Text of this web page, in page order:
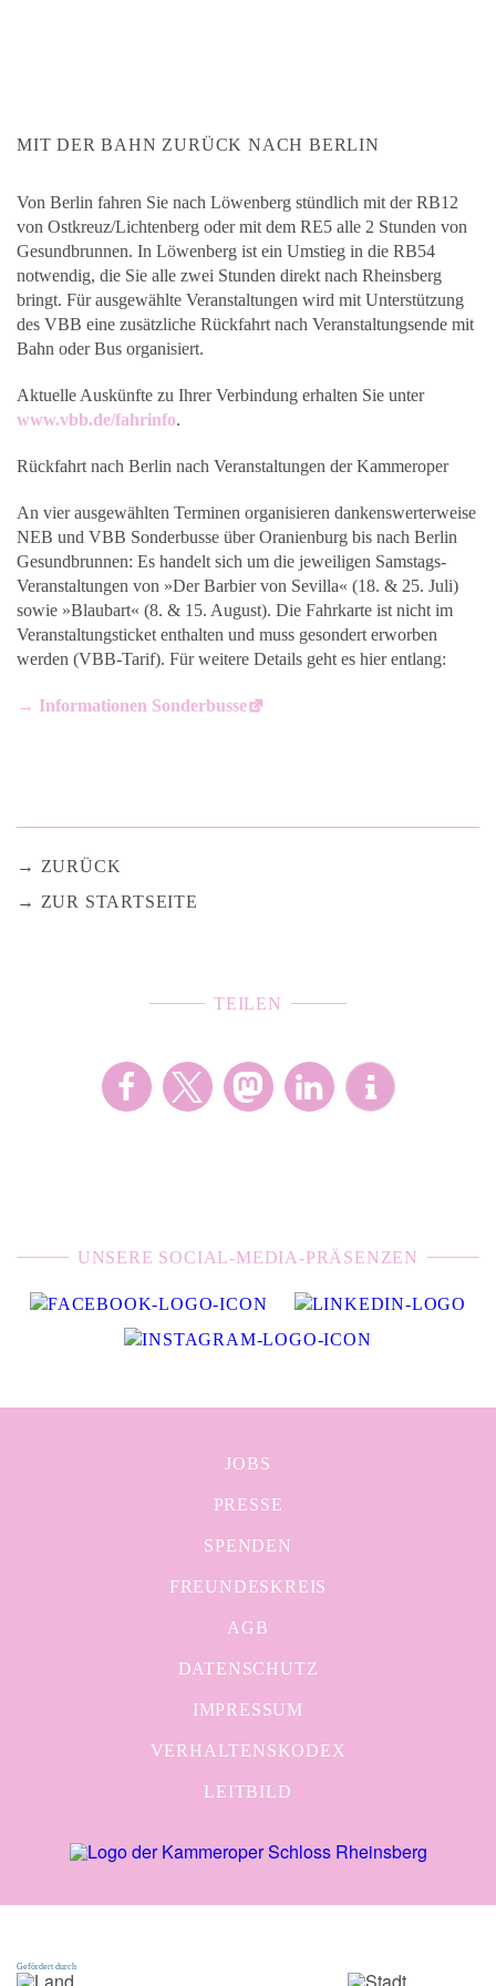
MIT DER BAHN ZURÜCK NACH BERLIN
Von Berlin fahren Sie nach Löwenberg stündlich mit der RB12
von Ostkreuz/Lichtenberg oder mit dem RE5 alle 2 Stunden von
Gesundbrunnen. In Löwenberg ist ein Umstieg in die RB54
notwendig, die Sie alle zwei Stunden direkt nach Rheinsberg
bringt. Für ausgewählte Veranstaltungen wird mit Unterstützung
des VBB eine zusätzliche Rückfahrt nach Veranstaltungsende mit
Bahn oder Bus organisiert.
Aktuelle Auskünfte zu Ihrer Verbindung erhalten Sie unter
www.vbb.de/fahrinfo.
Rückfahrt nach Berlin nach Veranstaltungen der Kammeroper
An vier ausgewählten Terminen organisieren dankenswerterweise
NEB und VBB Sonderbusse über Oranienburg bis nach Berlin
Gesundbrunnen: Es handelt sich um die jeweiligen Samstags-
Veranstaltungen von »Der Barbier von Sevilla« (18. & 25. Juli)
sowie »Blaubart« (8. & 15. August). Die Fahrkarte ist nicht im
Veranstaltungsticket enthalten und muss gesondert erworben
werden (VBB-Tarif). Für weitere Details geht es hier entlang:
→ Informationen Sonderbusse
ZURÜCK
ZUR STARTSEITE
TEILEN
UNSERE SOCIAL-MEDIA-PRÄSENZEN
JOBS
PRESSE
SPENDEN
FREUNDESKREIS
AGB
DATENSCHUTZ
IMPRESSUM
VERHALTENSKODEX
LEITBILD
Gefördert durch